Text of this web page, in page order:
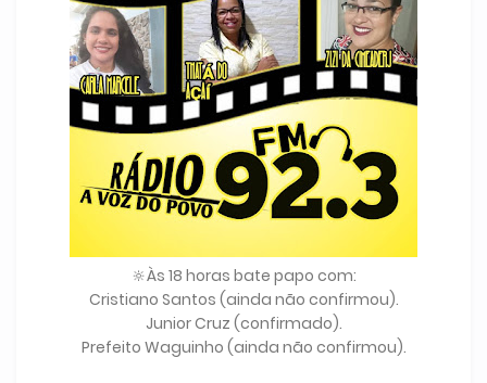
🔆Às 18 horas bate papo com:
Cristiano Santos (ainda não confirmou).
Junior Cruz (confirmado).
Prefeito Waguinho (ainda não confirmou).